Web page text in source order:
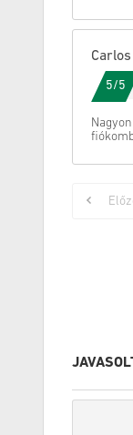
Carlos
5/5